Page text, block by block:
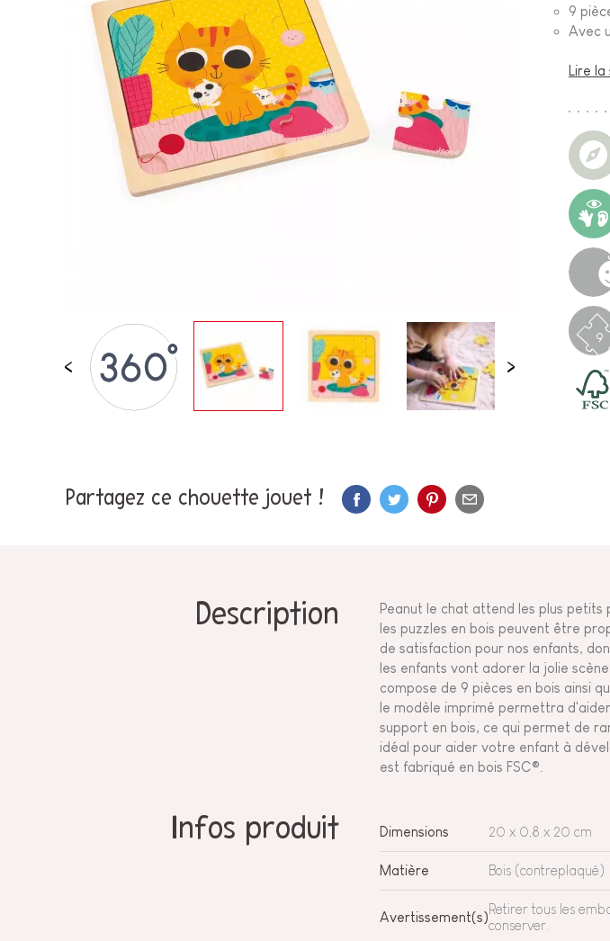
JOUETS D'ÉVEIL
JOUETS D'IMITATION
IMAGINATION
PLEIN AIR
9
Avec
Lire la
9
Partagez ce chouette jouet !
Description
Peanut le chat attend les plus petits
les puzzles en bois peuvent être
de satisfaction pour nos enfants,
les enfants vont adorer la jolie
compose de 9 pièces en bois ainsi
le modèle imprimé permettra
support en bois, ce qui permet de
idéal pour aider votre enfant à
est fabriqué en bois FSC®.
Infos produit Dimensions 20 x 0,8 x 20 cm
Matière Bois (contreplaqué)
Avertissement(s)
Retirer tous les
conserver.